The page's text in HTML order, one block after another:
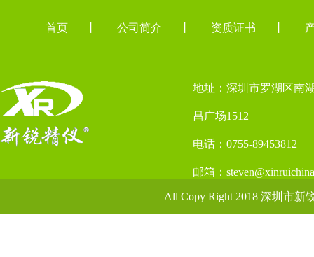
首页 公司简介 资质证书
地址：深圳市罗湖区南
昌广场1512
电话：0755-89453812
邮箱：
All Copy Right 2018 深圳市